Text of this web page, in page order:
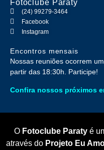
Fotoclube Paraty
(24) 99279-3464
Facebook
Instagram
Encontros mensais
Nossas reuniões ocorrem
partir das 18:30h. Participe!
Confira nossos próximos
O Fotoclube Paraty é
através do Projeto Eu